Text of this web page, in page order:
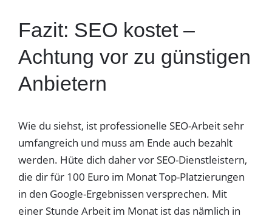
Fazit: SEO kostet –
Achtung vor zu günstigen
Anbietern
Wie du siehst, ist professionelle SEO-Arbeit sehr
umfangreich und muss am Ende auch bezahlt
werden. Hüte dich daher vor SEO-Dienstleistern,
die dir für 100 Euro im Monat Top-Platzierungen
in den Google-Ergebnissen versprechen. Mit
einer Stunde Arbeit im Monat ist das nämlich in